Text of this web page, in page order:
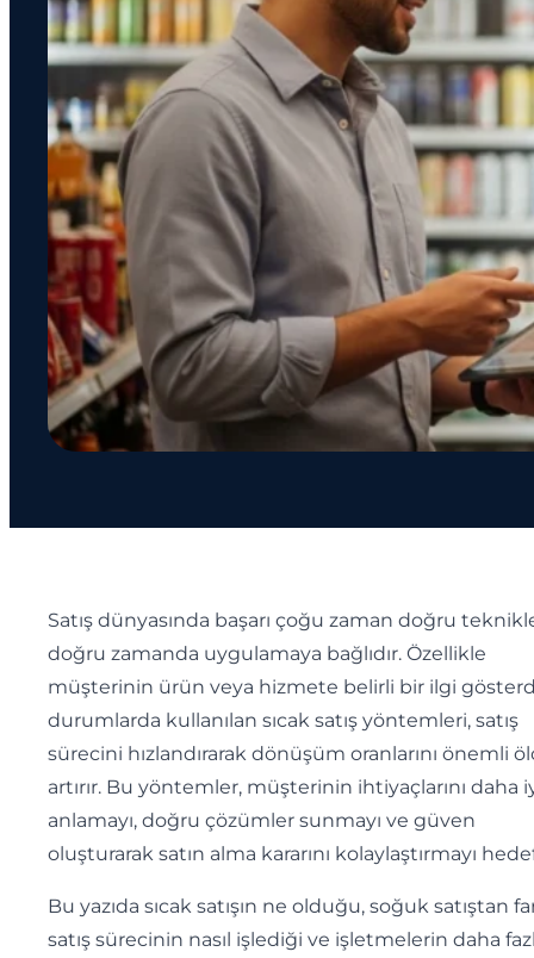
Satış dünyasında başarı çoğu zaman doğru
doğru zamanda uygulamaya bağlıdır. Özellikle
müşterinin ürün veya hizmete belirli bir ilgi
durumlarda kullanılan sıcak satış yöntemleri, satış
sürecini hızlandırarak dönüşüm oranlarını önemli
artırır. Bu yöntemler, müşterinin ihtiyaçlarını daha
anlamayı, doğru çözümler sunmayı ve güven
oluşturarak satın alma kararını kolaylaştırmayı
Bu yazıda sıcak satışın ne olduğu, soğuk satıştan
satış sürecinin nasıl işlediği ve işletmelerin daha